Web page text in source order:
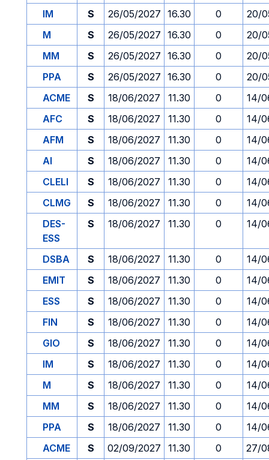
IM
S 26/05/2027 16.30 0
20/
M
S 26/05/2027 16.30 0
20/
MM
S 26/05/2027 16.30 0
20/
PPA
S 26/05/2027 16.30 0
20/
ACME
S 18/06/2027 11.30 0
14/
AFC
S 18/06/2027 11.30 0
14/
AFM
S 18/06/2027 11.30 0
14/
AI
S 18/06/2027 11.30 0
14/
CLELI
S 18/06/2027 11.30 0
14/
CLMG
S 18/06/2027 11.30 0
14/
DES-
ESS
S 18/06/2027 11.30 0 14/
DSBA S 18/06/2027 11.30 0
14/
EMIT
S 18/06/2027 11.30 0
14/
ESS
S 18/06/2027 11.30 0
14/
FIN
S 18/06/2027 11.30 0
14/
GIO
S 18/06/2027 11.30 0
14/
IM
S 18/06/2027 11.30 0
14/
M
S 18/06/2027 11.30 0
14/
MM
S 18/06/2027 11.30 0
14/
PPA
S 18/06/2027 11.30 0
14/
ACME
S 02/09/2027 11.30 0
27/